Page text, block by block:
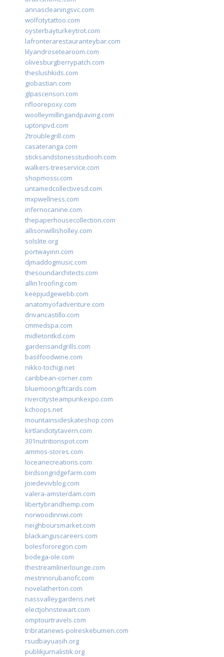
annascleaningsvc.com
wolfcitytattoo.com
oysterbayturkeytrot.com
lafronterarestauranteybar.com
lilyandrosetearoom.com
olivesburgberrypatch.com
theslushkids.com
giobastian.com
glpascensori.com
rifloorepoxy.com
woolleymillingandpaving.com
uptonpvd.com
2troublegrill.com
casateranga.com
sticksandstonesstudiooh.com
walkers-treeservice.com
shopmossi.com
untamedcollectivesd.com
mxpwellness.com
infernocanine.com
thepaperhousecollection.com
allisonwillisholley.com
solslite.org
portwayinn.com
djmaddogmusic.com
thesoundarchitects.com
allin1roofing.com
keepjudgewebb.com
anatomyofadventure.com
drivancastillo.com
cmmedspa.com
midletontkd.com
gardensandgrills.com
basilfoodwine.com
nikko-tochigi.net
caribbean-corner.com
bluemoongiftcards.com
rivercitysteampunkexpo.com
kchoops.net
mountainsideskateshop.com
kirtlandcitytavern.com
301nutritionspot.com
ammos-stores.com
loceanecreations.com
birdsongridgefarm.com
joiedevivblog.com
valera-amsterdam.com
libertybrandhemp.com
norwoodinnwi.com
neighboursmarket.com
blackanguscareers.com
bolesfororegon.com
bodega-ole.com
thestreamlinerlounge.com
mestrinorubanofc.com
novelatherton.com
nassvalleygardens.net
electjohnstewart.com
omptourtravels.com
tribratanews-polreskebumen.com
rsudbayuasih.org
publikjurnalistik.org